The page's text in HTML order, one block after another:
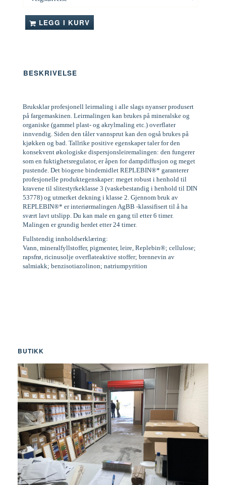
LEGG I KURV
BESKRIVELSE
Bruksklar profesjonell leirmaling i alle slags nyanser produsert
på fargemaskinen. Leirmalingen kan brukes på mineralske og
organiske (gammel plast- og akrylmaling etc.) overflater
innvendig. Siden den tåler vannsprut kan den også brukes på
kjøkken og bad. Tallrike positive egenskaper taler for den
konsekvent økologiske dispersjonsleiremalingen: den fungerer
som en fuktighetsregulator, er åpen for dampdiffusjon og meget
pustende. Det biogene bindemidlet REPLEBIN®* garanterer
profesjonelle produktegenskaper: meget robust i henhold til
kravene til slitestyrkeklasse 3 (vaskebestandig i henhold til DIN
53778) og utmerket dekning i klasse 2. Gjennom bruk av
REPLEBIN®* er interiørmalingen AgBB -klassifisert til å ha
svært lavt utslipp. Du kan male en gang til etter 6 timer.
Malingen er grundig herdet etter 24 timer.
Fullstendig innholdserklæring:
Vann, mineralfyllstoffer, pigmenter, leire, Replebin®; cellulose;
rapsfrø, ricinusolje overflateaktive stoffer; brennevin av
salmiakk; benzisotiazolinon; natriumpyrition
BUTIKK